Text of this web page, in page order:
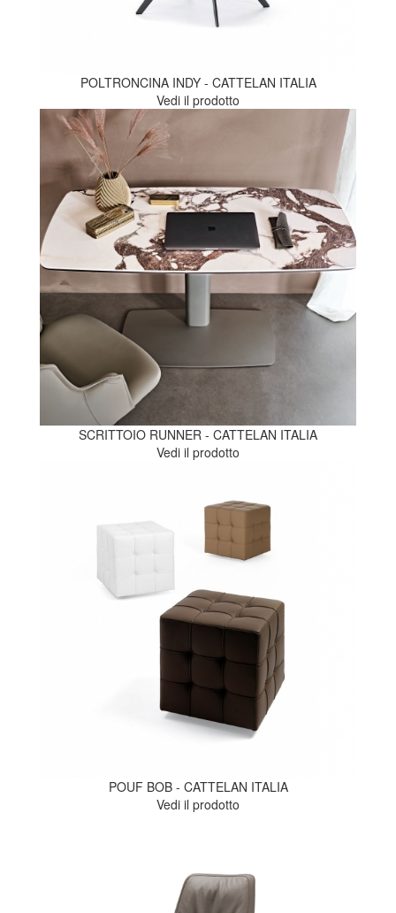
POLTRONCINA INDY - CATTELAN ITALIA
Vedi il prodotto
SCRITTOIO RUNNER - CATTELAN ITALIA
Vedi il prodotto
POUF BOB - CATTELAN ITALIA
Vedi il prodotto